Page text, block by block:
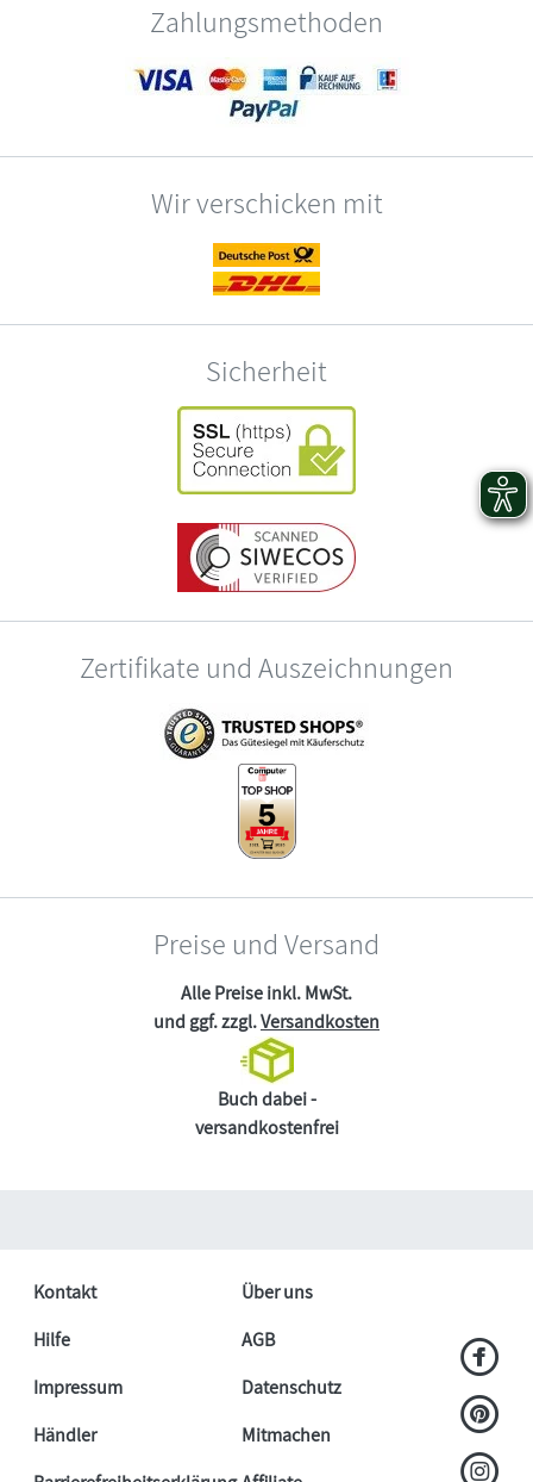
Zahlungsmethoden
Wir verschicken mit
Sicherheit
Zertifikate und Auszeichnungen
Preise und Versand
Alle Preise inkl. MwSt.
und ggf. zzgl.Versandkosten
Buch dabei -
versandkostenfrei
Kontakt
Über uns
Hilfe
AGB
Impressum
Datenschutz
Händler
Mitmachen